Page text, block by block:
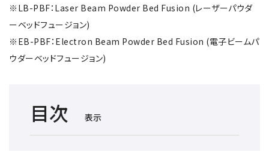
JEOLメールマガジン登録
お問い合わせのご案内
磁気共鳴装置 総合
核磁気共鳴装置 (NMR)
NMRプローブ
NMRソフトウェア
安全データシート(SDS)
(JEOL Solutions / パーツ販売ECサイト)
製品を安全にお使いいただくために
電池
自動車
非鉄・金属
医薬・創薬
クローズアップJEOL
理科教育支援
海外関係会社
環境
社会
ガバナンス
統合報告書
VOICE
PROFESSIONAL INTERVIEW
新卒採用
※LB-PBF：Laser Beam Powder Bed Fusion (レーザーパウダ
ーベッドフュージョン)
※EB-PBF：Electron Beam Powder Bed Fusion (電子ビームパ
ウダーベッドフュージョン)
目次 表示